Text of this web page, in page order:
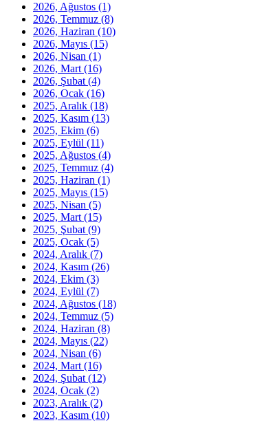
2026, Ağustos (1)
2026, Temmuz (8)
2026, Haziran (10)
2026, Mayıs (15)
2026, Nisan (1)
2026, Mart (16)
2026, Şubat (4)
2026, Ocak (16)
2025, Aralık (18)
2025, Kasım (13)
2025, Ekim (6)
2025, Eylül (11)
2025, Ağustos (4)
2025, Temmuz (4)
2025, Haziran (1)
2025, Mayıs (15)
2025, Nisan (5)
2025, Mart (15)
2025, Şubat (9)
2025, Ocak (5)
2024, Aralık (7)
2024, Kasım (26)
2024, Ekim (3)
2024, Eylül (7)
2024, Ağustos (18)
2024, Temmuz (5)
2024, Haziran (8)
2024, Mayıs (22)
2024, Nisan (6)
2024, Mart (16)
2024, Şubat (12)
2024, Ocak (2)
2023, Aralık (2)
2023, Kasım (10)